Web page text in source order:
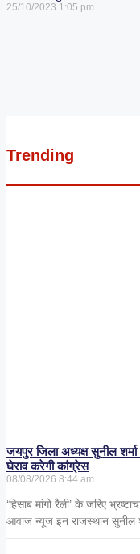
25/10/2023 1:05 pm
Trending
जयपुर जिला अध्यक्ष सुनील
घेराव करेगी कांग्रेस
08/08/2026 8:44 am
‘हिसाब मांगो रैली’ के जरिए
आवाज न्यूज इन राजस्थान सुनील